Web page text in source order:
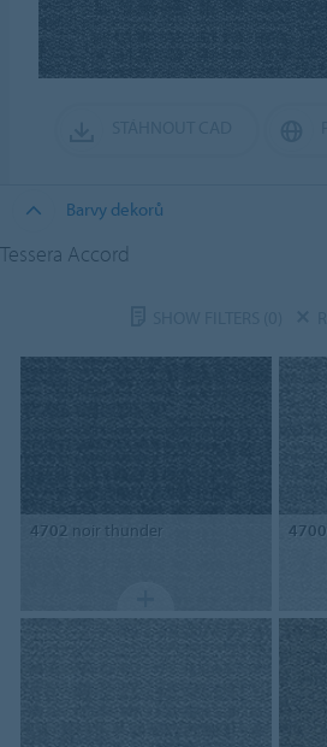
Barvy dekorů
Tessera Accord
4702 noir thunder 4700